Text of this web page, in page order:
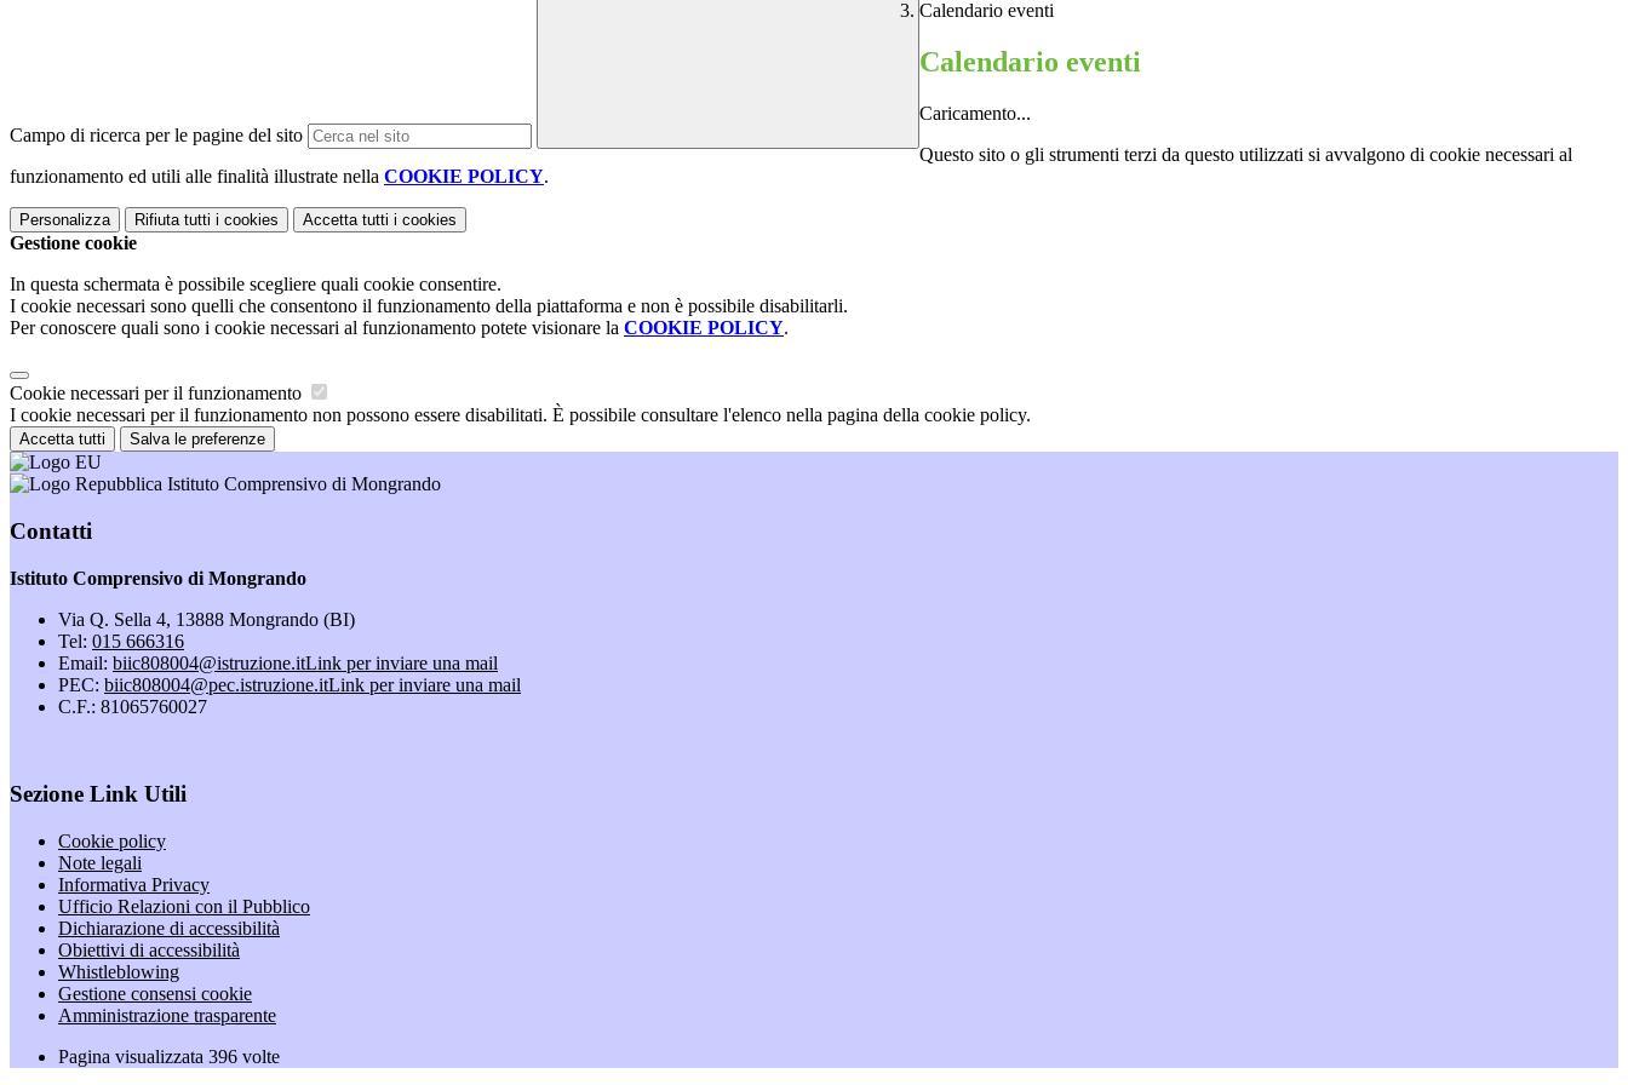
Campo di ricerca per le pagine del sito
Calendario eventi
Calendario eventi
Caricamento...
Questo sito o gli strumenti terzi da questo utilizzati si avvalgono di cookie necessari al
funzionamento ed utili alle finalità illustrate nella COOKIE POLICY.
Personalizza Rifiuta tutti i cookies Accetta tutti i cookies
Gestione cookie
In questa schermata è possibile scegliere quali cookie consentire.
I cookie necessari sono quelli che consentono il funzionamento della piattaforma e non è possibile disabilitarli.
Per conoscere quali sono i cookie necessari al funzionamento potete visionare la COOKIE POLICY.
Cookie necessari per il funzionamento
I cookie necessari per il funzionamento non possono essere disabilitati. È possibile consultare l'elenco nella pagina della cookie policy.
Accetta tutti Salva le preferenze
Istituto Comprensivo di Mongrando
Contatti
Istituto Comprensivo di Mongrando
Via Q. Sella 4, 13888 Mongrando (BI)
Tel: 015 666316
Email: biic808004@istruzione.itLink per inviare una mail
PEC: biic808004@pec.istruzione.itLink per inviare una mail
C.F.: 81065760027
Sezione Link Utili
Cookie policy
Note legali
Informativa Privacy
Ufficio Relazioni con il Pubblico
Dichiarazione di accessibilità
Obiettivi di accessibilità
Whistleblowing
Gestione consensi cookie
Amministrazione trasparente
Pagina visualizzata 396 volte